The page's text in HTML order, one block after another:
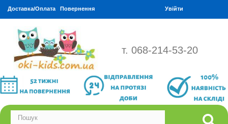
Доставка/Оплата Повернення Увійти
т. 068-214-53-20